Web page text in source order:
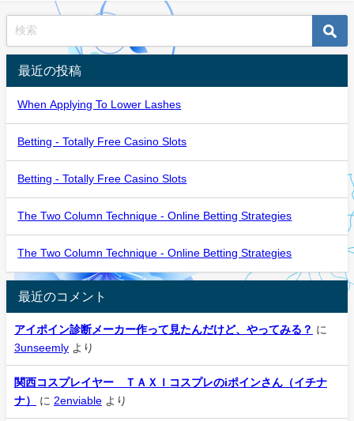
最近の投稿
When Applying To Lower Lashes
Betting - Totally Free Casino Slots
Betting - Totally Free Casino Slots
The Two Column Technique - Online Betting Strategies
The Two Column Technique - Online Betting Strategies
最近のコメント
アイポイン診断メーカー作って見たんだけど、やってみる？ に
3unseemly より
関西コスプレイヤー ＴＡＸＩコスプレのiポインさん（イチナ
ナ）
に 2enviable より